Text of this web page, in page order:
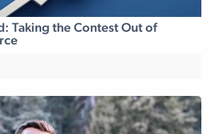
Taking the Contest Out of